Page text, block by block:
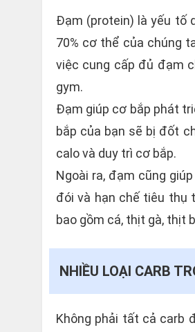
Đạm (protein) là yếu tố
70% cơ thể của chúng
việc cung cấp đủ đạm
gym.
Đạm giúp cơ bắp phát
bắp của bạn sẽ bị đốt
calo và duy trì cơ bắp.
Ngoài ra, đạm cũng
đói và hạn chế tiêu thụ
bao gồm cá, thịt gà, thịt
NHIỀU LOẠI CARB
Không phải tất cả carb